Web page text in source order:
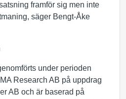
framför sig men inte
säger Bengt-Åke
under perioden
Research AB på uppdrag
AB och är baserad på